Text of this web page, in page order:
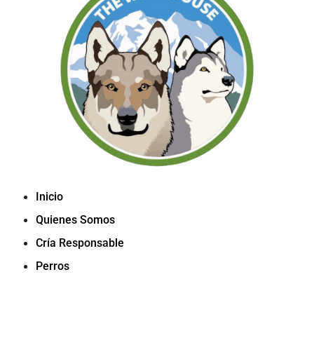
Inicio
Quienes Somos
Cría Responsable
Perros